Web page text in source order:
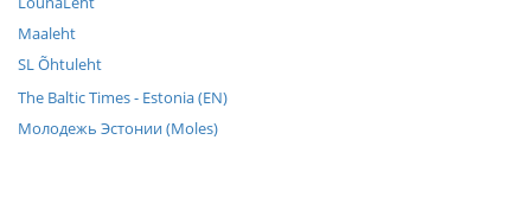
Maaleht
SL Õhtuleht
The Baltic Times - Estonia (EN)
Молодежь Эстонии (Moles)